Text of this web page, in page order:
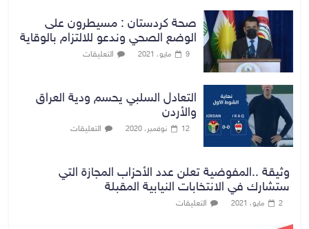
صحة كردستان : مسيطرون على
الوضع الصحي وندعو للالتزام بالوقاية
9 مايو، 2021 التعليقات
التعادل السلبي يحسم ودية العراق
والأردن
12 نوفمبر، 2020 التعليقات
وثيقة ..المفوضية تعلن عدد الأحزاب المجازة التي
ستشارك في الانتخابات النيابية المقبلة
2 مايو، 2021 التعليقات